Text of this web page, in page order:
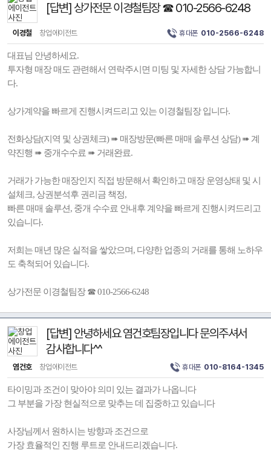
[답변] 상가전문 이경철팀장 ☎ 010-2566-6248
이경철 창업에이전트 휴대폰 010-2566-6248
대표님 안녕하세요.
투자형 매장 매도 관련해서 연락주시면 미팅 및 자세한 상담 가능합니
다.
상가계약을 빠르게 진행시켜드리고 있는 이경철팀장 입니다.
전화상담(지역 및 상권체크) ➠ 매장방문(빠른 매매 솔루션 상담) ➠ 계
약진행 ➠ 중개수수료 ➠ 거래완료.
거래가 가능한 매장인지 직접 방문해서 확인하고 매장 운영상태 및 시
설체크, 상권분석후 권리금 책정,
빠른 매매 솔루션, 중개 수수료 안내후 계약을 빠르게 진행시켜드리고
있습니다.
저희는 매년 많은 실적을 쌓았으며, 다양한 업종의 거래를 통해 노하우
도 축척되어 있습니다.
상가전문 이경철팀장 ☎ 010-2566-6248
[답변] 안녕하세요 염건호팀장입니다 문의주셔서
감사합니다^^
염건호 창업에이전트 휴대폰 010-8164-1345
타이밍과 조건이 맞아야 의미 있는 결과가 나옵니다
그 부분을 가장 현실적으로 맞추는 데 집중하고 있습니다
사장님께서 원하시는 방향과 조건으로
가장 효율적인 진행 루트로 안내드리겠습니다.